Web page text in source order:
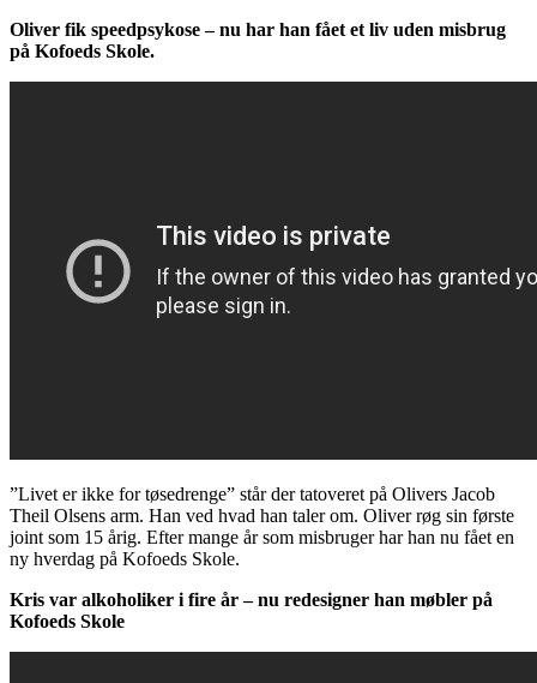
Oliver fik speedpsykose – nu har han fået et liv uden misbrug
på Kofoeds Skole.
”Livet er ikke for tøsedrenge” står der tatoveret på Olivers Jacob
Theil Olsens arm. Han ved hvad han taler om. Oliver røg sin første
joint som 15 årig. Efter mange år som misbruger har han nu fået en
ny hverdag på Kofoeds Skole.
Kris var alkoholiker i fire år – nu redesigner han møbler på
Kofoeds Skole